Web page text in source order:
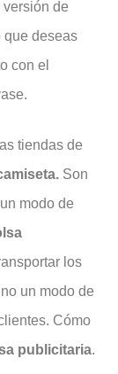
de
que deseas
con el
tiendas de
Son
modo de
los
un modo de
Cómo
publicitaria.